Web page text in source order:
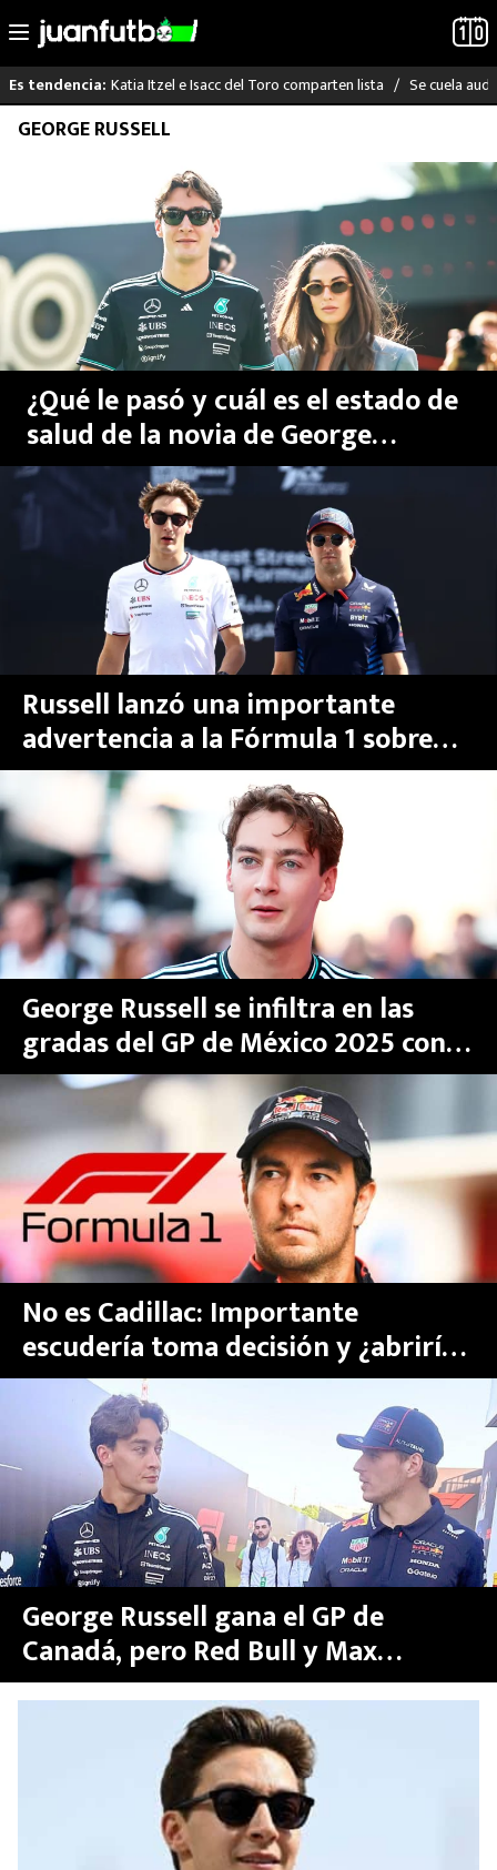
Saltar
Es tendencia: Katia Itzel e Isacc del Toro comparten lista Se cuela
LO ÚLTIMO
RAYADOS
PUMAS
ATLANTE
SELECCIÓN MEXICANA
FUTBOL INTERNACIONAL
MEXICANOS EN EL EXTRANJERO
FUTBOL ESTUFA
FÓRMULA 1
BOXEO
LIGA MX
GEORGE RUSSELL
¿Qué le pasó y cuál es el estado de
salud de la novia de George
Russell, piloto de la Fórmula 1?
Russell lanzó una importante
advertencia a la Fórmula 1 sobre
Checo Pérez y Cadillac
George Russell se infiltra en las
gradas del GP de México 2025 con
un inesperado disfraz que
sorprende a la Fórmula 1
No es Cadillac: Importante
escudería toma decisión y ¿abriría
la puerta a Checo Pérez para su
regreso a F1?
George Russell gana el GP de
Canadá, pero Red Bull y Max
Verstappen reclaman ante la FIA y
meten a Checo en la polémica